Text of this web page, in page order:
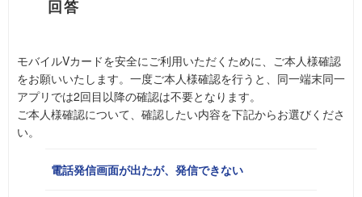
モバイルVカードを安全にご利用いただくために、ご本人様確認
をお願いいたします。一度ご本人様確認を行うと、同一端末同一
アプリでは2回目以降の確認は不要となります。
ご本人様確認について、確認したい内容を下記からお選びくださ
い。
電話発信画面が出たが、発信できない